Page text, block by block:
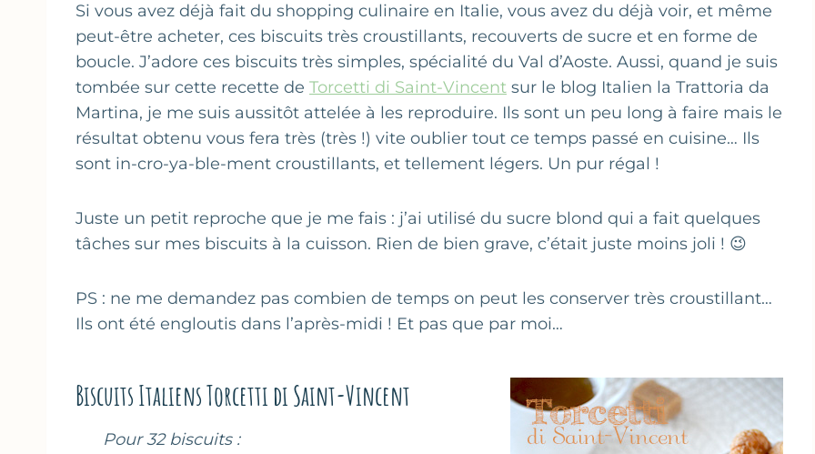
Si vous avez déjà fait du shopping culinaire en Italie, vous avez du déjà voir, et même
peut-être acheter, ces biscuits très croustillants, recouverts de sucre et en forme de
boucle. J’adore ces biscuits très simples, spécialité du Val d’Aoste. Aussi, quand je suis
tombée sur cette recette de Torcetti di Saint-Vincent sur le blog Italien la Trattoria da
Martina, je me suis aussitôt attelée à les reproduire. Ils sont un peu long à faire mais le
résultat obtenu vous fera très (très !) vite oublier tout ce temps passé en cuisine… Ils
sont in-cro-ya-ble-ment croustillants, et tellement légers. Un pur régal !
Juste un petit reproche que je me fais : j’ai utilisé du sucre blond qui a fait quelques
tâches sur mes biscuits à la cuisson. Rien de bien grave, c’était juste moins joli ! 😉
PS : ne me demandez pas combien de temps on peut les conserver très croustillant…
Ils ont été engloutis dans l’après-midi ! Et pas que par moi…
Biscuits Italiens Torcetti di Saint-Vincent
Pour 32 biscuits :